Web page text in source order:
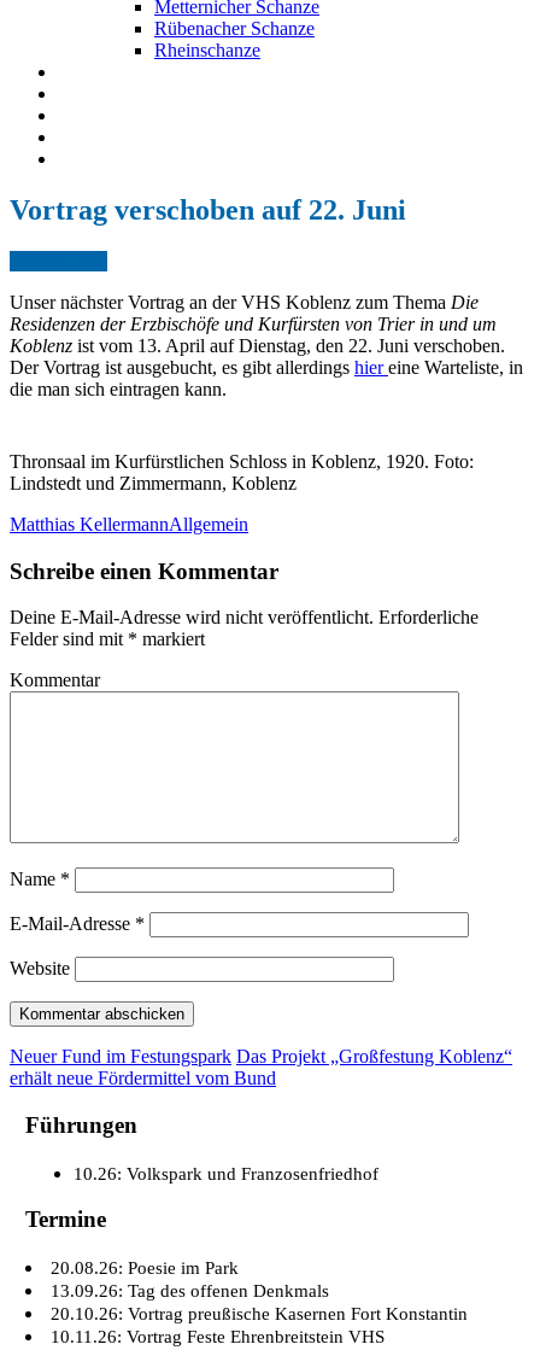
Metternicher Schanze
Rübenacher Schanze
Rheinschanze
Vortrag verschoben auf 22. Juni
Unser nächster Vortrag an der VHS Koblenz zum Thema Die
Residenzen der Erzbischöfe und Kurfürsten von Trier in und um
Koblenz ist vom 13. April auf Dienstag, den 22. Juni verschoben.
Der Vortrag ist ausgebucht, es gibt allerdings hiereine Warteliste, in
die man sich eintragen kann.
Thronsaal im Kurfürstlichen Schloss in Koblenz, 1920. Foto:
Lindstedt und Zimmermann, Koblenz
Matthias KellermannAllgemein
Schreibe einen Kommentar
Deine E-Mail-Adresse wird nicht veröffentlicht. Erforderliche
Felder sind mit * markiert
Kommentar
Name *
E-Mail-Adresse *
Website
Neuer Fund im Festungspark Das Projekt „Großfestung Koblenz“
erhält neue Fördermittel vom Bund
Führungen
10.26: Volkspark und Franzosenfriedhof
Termine
20.08.26: Poesie im Park
13.09.26: Tag des offenen Denkmals
20.10.26: Vortrag preußische Kasernen Fort Konstantin
10.11.26: Vortrag Feste Ehrenbreitstein VHS